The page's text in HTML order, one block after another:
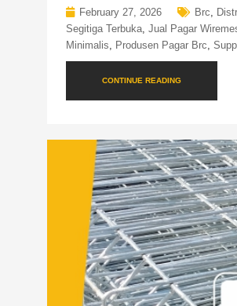
February 27, 2026 Brc
Segitiga Terbuka Jual Pagar
Minimalis
Produsen Pagar Brc
CONTINUE READING